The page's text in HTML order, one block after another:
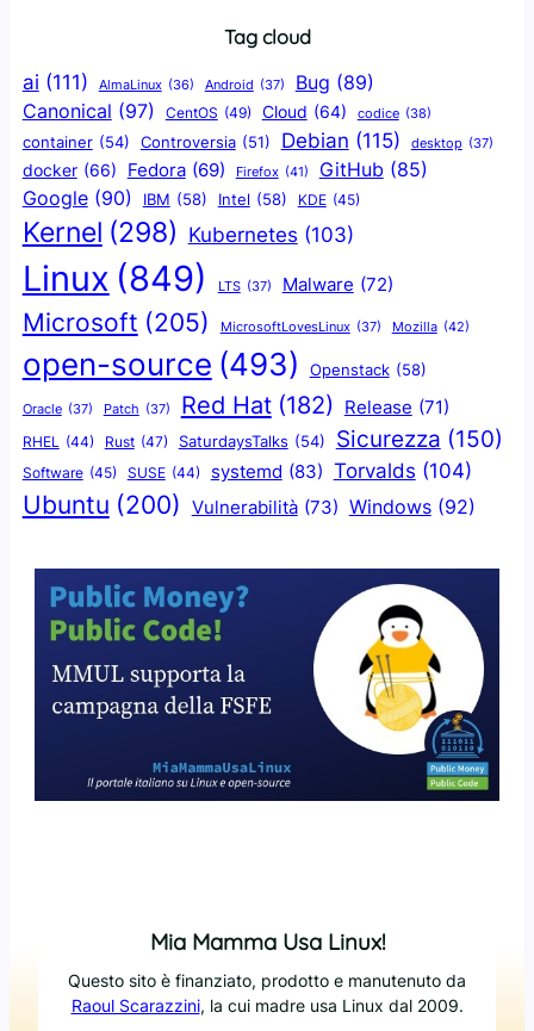
Tag cloud
ai (111) AlmaLinux (36) Android (37) Bug (89)
Canonical (97) CentOS (49) Cloud (64) codice (38)
container (54) Controversia (51) Debian (115) desktop (37)
docker (66) Fedora (69) Firefox (41) GitHub (85)
Google (90) IBM (58) Intel (58) KDE (45)
Kernel (298) Kubernetes (103)
Linux (849) LTS (37) Malware (72)
Microsoft (205) MicrosoftLovesLinux (37) Mozilla (42)
open-source (493) Openstack (58)
Oracle (37) Patch (37) Red Hat (182) Release (71)
RHEL (44) Rust (47) SaturdaysTalks (54) Sicurezza (150)
Software (45) SUSE (44) systemd (83) Torvalds (104)
Ubuntu (200) Vulnerabilità (73) Windows (92)
Mia Mamma Usa Linux!
Questo sito è finanziato, prodotto e manutenuto da
Raoul Scarazzini, la cui madre usa Linux dal 2009.